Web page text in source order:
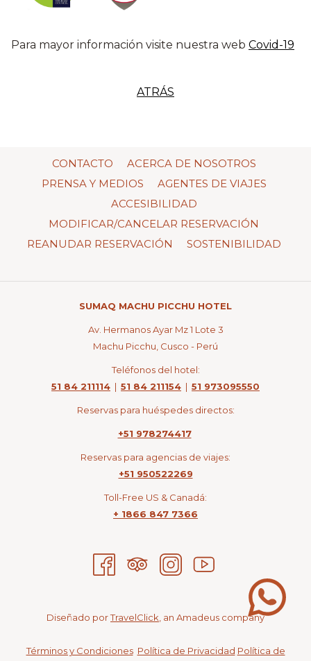
Para mayor información visite nuestra web Covid-19
ATRÁS
CONTACTO
ACERCA DE NOSOTROS
PRENSA Y MEDIOS
AGENTES DE VIAJES
ACCESIBILIDAD
MODIFICAR/CANCELAR RESERVACIÓN
REANUDAR RESERVACIÓN
SOSTENIBILIDAD
SUMAQ MACHU PICCHU HOTEL
Av. Hermanos Ayar Mz 1 Lote 3
Machu Picchu, Cusco - Perú
Teléfonos del hotel:
51 84 211114 | 51 84 211154 | 51 973095550
Reservas para huéspedes directos:
+51 978274417
Reservas para agencias de viajes:
+51 950522269
Toll-Free US & Canadá:
+ 1866 847 7366
Diseñado porTravelClick , an Amadeus company
Términos y Condiciones Política de Privacidad Política de